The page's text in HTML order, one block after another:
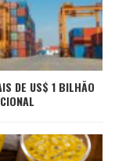
DE US$ 1 BILHÃO